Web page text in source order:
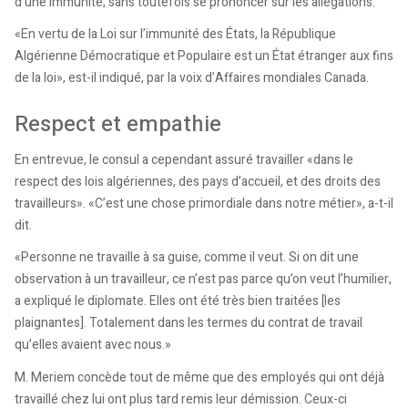
«En vertu de la Loi sur l’immunité des États, la République
Algérienne Démocratique et Populaire est un État étranger aux fins
de la loi», est-il indiqué, par la voix d’Affaires mondiales Canada.
Respect et empathie
En entrevue, le consul a cependant assuré travailler «dans le
respect des lois algériennes, des pays d’accueil, et des droits des
travailleurs». «C’est une chose primordiale dans notre métier», a-t-il
dit.
«Personne ne travaille à sa guise, comme il veut. Si on dit une
observation à un travailleur, ce n’est pas parce qu’on veut l’humilier,
a expliqué le diplomate. Elles ont été très bien traitées [les
plaignantes]. Totalement dans les termes du contrat de travail
qu’elles avaient avec nous.»
M. Meriem concède tout de même que des employés qui ont déjà
travaillé chez lui ont plus tard remis leur démission. Ceux-ci